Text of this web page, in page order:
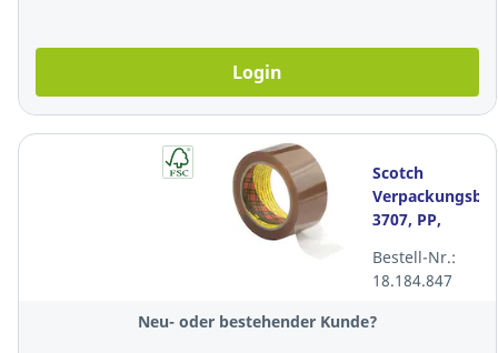
Login
Scotch
3707, PP,
transp.
Bestell-Nr.:
18.184.847
Neu- oder bestehender Kunde?